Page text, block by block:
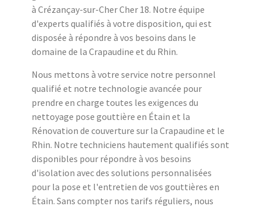
à Crézançay-sur-Cher Cher 18. Notre équipe
d'experts qualifiés à votre disposition, qui est
disposée à répondre à vos besoins dans le
domaine de la Crapaudine et du Rhin.
Nous mettons à votre service notre personnel
qualifié et notre technologie avancée pour
prendre en charge toutes les exigences du
nettoyage pose gouttière en Étain et la
Rénovation de couverture sur la Crapaudine et le
Rhin. Notre techniciens hautement qualifiés sont
disponibles pour répondre à vos besoins
d'isolation avec des solutions personnalisées
pour la pose et l'entretien de vos gouttières en
Étain. Sans compter nos tarifs réguliers, nous